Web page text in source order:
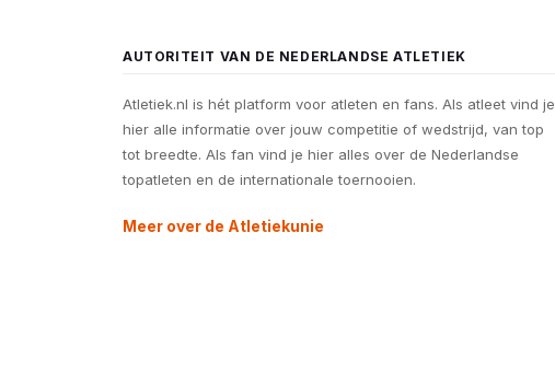
AUTORITEIT VAN DE NEDERLANDSE ATLETIEK
Atletiek.nl is hét platform voor atleten en fans. Als atleet vind je
hier alle informatie over jouw competitie of wedstrijd, van top
tot breedte. Als fan vind je hier alles over de Nederlandse
topatleten en de internationale toernooien.
Meer over de Atletiekunie